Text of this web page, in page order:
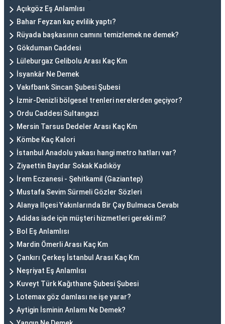
Açıkgöz Eş Anlamlısı
Bahar Feyzan kaç evlilik yaptı?
Rüyada başkasının camını temizlemek ne demek?
Gökduman Caddesi
Lüleburgaz Gelibolu Arası Kaç Km
İsyankâr Ne Demek
Vakıfbank Sincan Şubesi Şubesi
İzmir-Denizli bölgesel trenleri nerelerden geçiyor?
Ordu Caddesi Sultangazi
Mersin Tarsus Dedeler Arası Kaç Km
Kömbe Kaç Kalori
İstanbul Anadolu yakası hangi metro hatları var?
Ziyaettin Baydar Sokak Kadıköy
İrem Eczanesi - Şehitkamil (Gaziantep)
Mustafa Sevim Sürmeli Gözler Sözleri
Alanya Ilçesi Yakınlarında Bir Çay Bulmaca Cevabı
Adidas iade için müşteri hizmetleri gerekli mi?
Bol Eş Anlamlısı
Mardin Ömerli Arası Kaç Km
Çankırı Çerkeş İstanbul Arası Kaç Km
Neşriyat Eş Anlamlısı
Kuveyt Türk Kağıthane Şubesi Şubesi
Lotemax göz damlası ne işe yarar?
Aytigin İsminin Anlamı Ne Demek?